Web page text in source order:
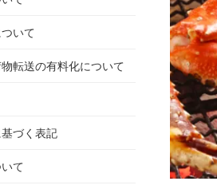
いて
転送の有料化について
づく表記
て